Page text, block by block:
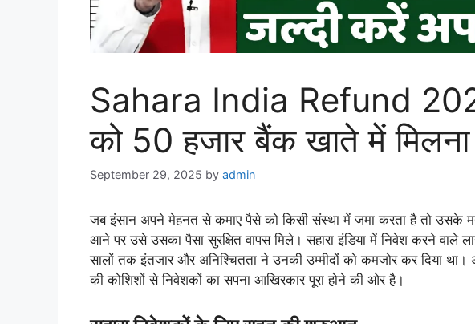
Sahara India Refund
को 50 हजार बैंक खाते में
September 29, 2025 by admin
जब इंसान अपने मेहनत से कमाए पैसे को किसी संस्था में जमा करता है तो उसके
आने पर उसे उसका पैसा सुरक्षित वापस मिले। सहारा इंडिया में निवेश करने वाले
सालों तक इंतजार और अनिश्चितता ने उनकी उम्मीदों को कमजोर कर दिया
की कोशिशों से निवेशकों का सपना आखिरकार पूरा होने की ओर है।